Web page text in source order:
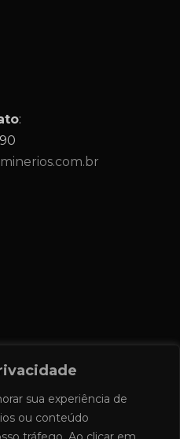
sua experiência de
ou conteúdo
: